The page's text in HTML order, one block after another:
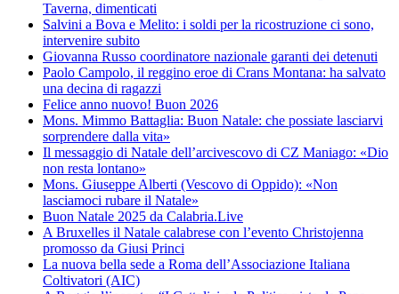
Taverna, dimenticati
Salvini a Bova e Melito: i soldi per la ricostruzione ci sono,
intervenire subito
Giovanna Russo coordinatore nazionale garanti dei detenuti
Paolo Campolo, il reggino eroe di Crans Montana: ha salvato
una decina di ragazzi
Felice anno nuovo! Buon 2026
Mons. Mimmo Battaglia: Buon Natale: che possiate lasciarvi
sorprendere dalla vita»
Il messaggio di Natale dell’arcivescovo di CZ Maniago: «Dio
non resta lontano»
Mons. Giuseppe Alberti (Vescovo di Oppido): «Non
lasciamoci rubare il Natale»
Buon Natale 2025 da Calabria.Live
A Bruxelles il Natale calabrese con l’evento Christojenna
promosso da Giusi Princi
La nuova bella sede a Roma dell’Associazione Italiana
Coltivatori (AIC)